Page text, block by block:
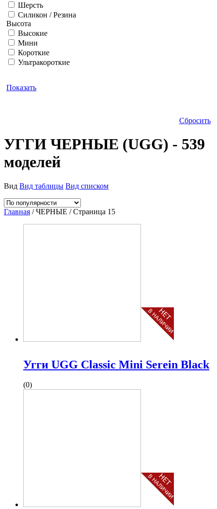
Шерсть
Силикон / Резина
Высота
Высокие
Мини
Короткие
Ультракороткие
Показать
Сбросить
УГГИ ЧЕРНЫЕ (UGG) - 539
моделей
Вид Вид таблицы Вид списком
Главная / ЧЕРНЫЕ / Страница 15
Угги UGG Classic Mini Serein Black
(0)